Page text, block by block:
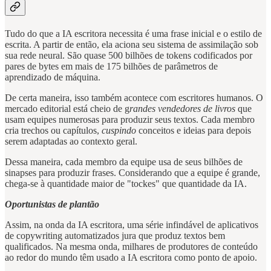
Tudo do que a IA escritora necessita é uma frase inicial e o estilo de
escrita. A partir de então, ela aciona seu sistema de assimilação sob
sua rede neural. São quase 500 bilhões de tokens codificados por
pares de bytes em mais de 175 bilhões de parâmetros de
aprendizado de máquina.
De certa maneira, isso também acontece com escritores humanos. O
mercado editorial está cheio de grandes vendedores de livros que
usam equipes numerosas para produzir seus textos. Cada membro
cria trechos ou capítulos, cuspindo conceitos e ideias para depois
serem adaptadas ao contexto geral.
Dessa maneira, cada membro da equipe usa de seus bilhões de
sinapses para produzir frases. Considerando que a equipe é grande,
chega-se à quantidade maior de "tockes" que quantidade da IA.
Oportunistas de plantão
Assim, na onda da IA escritora, uma série infindável de aplicativos
de copywriting automatizados jura que produz textos bem
qualificados. Na mesma onda, milhares de produtores de conteúdo
ao redor do mundo têm usado a IA escritora como ponto de apoio.